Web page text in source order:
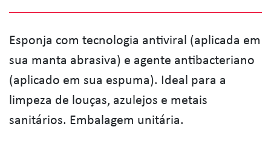
Esponja com tecnologia antiviral (aplicada em
sua manta abrasiva) e agente antibacteriano
(aplicado em sua espuma). Ideal para a
limpeza de louças, azulejos e metais
sanitários. Embalagem unitária.